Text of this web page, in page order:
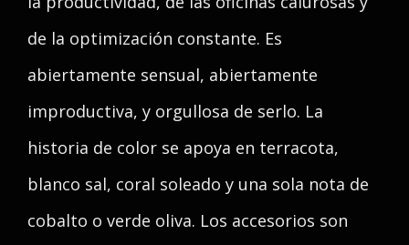
de la optimización constante. Es
abiertamente sensual, abiertamente
improductiva, y orgullosa de serlo. La
historia de color se apoya en terracota,
blanco sal, coral soleado y una sola nota de
cobalto o verde oliva. Los accesorios son